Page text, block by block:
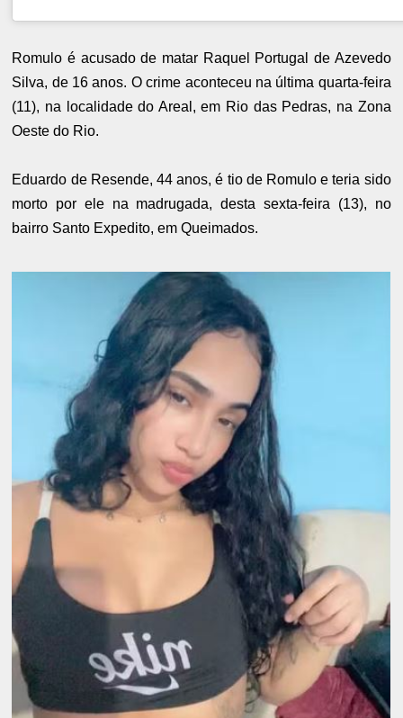
Romulo é acusado de matar Raquel Portugal de Azevedo
Silva, de 16 anos. O crime aconteceu na última quarta-feira
(11), na localidade do Areal, em Rio das Pedras, na Zona
Oeste do Rio.
Eduardo de Resende, 44 anos, é tio de Romulo eteria sido
morto por ele na madrugada, desta sexta-feira (13), no
bairro Santo Expedito, em Queimados.